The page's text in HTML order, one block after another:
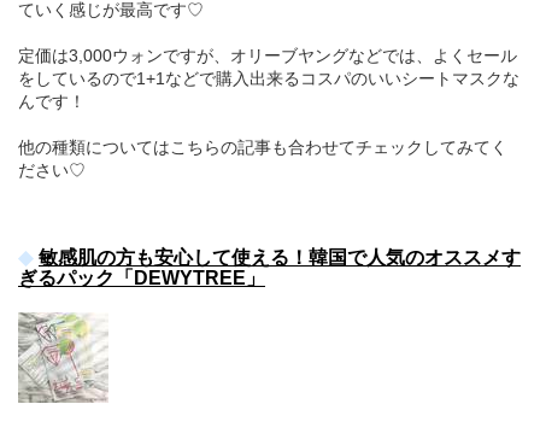
ていく感じが最高です♡
定価は3,000ウォンですが、オリーブヤングなどでは、よくセール
をしているので1+1などで購入出来るコスパのいいシートマスクな
んです！
他の種類についてはこちらの記事も合わせてチェックしてみてく
ださい♡
敏感肌の方も安心して使える！韓国で人気のオススメす
ぎるパック「DEWYTREE」